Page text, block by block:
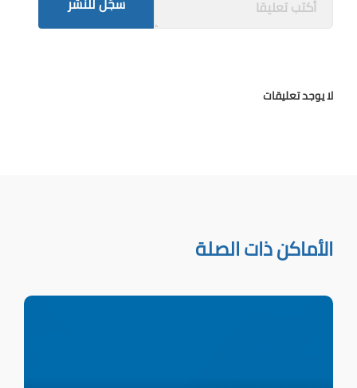
لا يوجد تعليقات
الأماكن ذات الصلة